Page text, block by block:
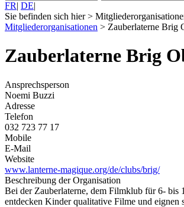
FR| DE|
Sie befinden sich hier>
Mitgliederorganisationen > Zauberlaterne Brig
Zauberlaterne Brig
Ansprechsperson
Noemi Buzzi
Adresse
Telefon
032 723 77 17
Mobile
E-Mail
Website
www.lanterne-magique.org/de/clubs/brig/
Beschreibung der Organisation
Bei der Zauberlaterne, dem Filmklub für 6- bis
entdecken Kinder qualitative Filme und eignen